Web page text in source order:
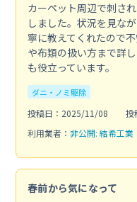
カーペット周辺で刺さ
しました。状況を見な
寧に教えてくれたので
や布類の扱い方まで詳
も役立っています。
ダニ・ノミ駆除
投稿日：2025/11/08
投
利用業者： 非公開: 結希工業
春前から気になって